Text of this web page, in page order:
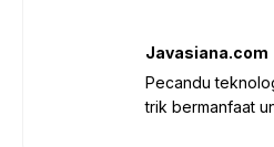
Javasiana.com
Pecandu
trik bermanfaat